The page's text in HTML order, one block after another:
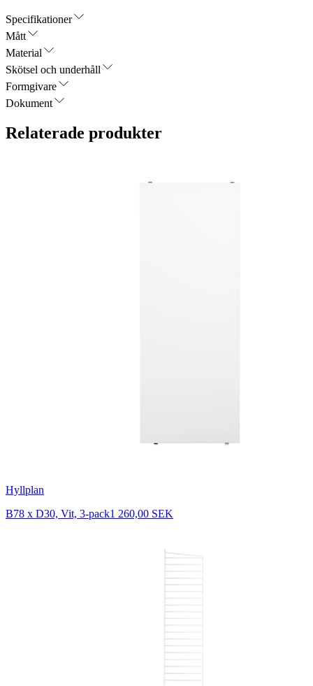
Specifikationer
Mått
Material
Skötsel och underhåll
Formgivare
Dokument
Relaterade produkter
Hyllplan
B78 x D30, Vit, 3-pack1 260,00 SEK